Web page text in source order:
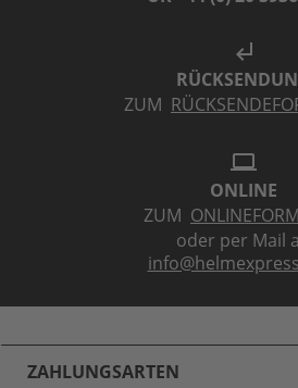
subdirectory_arrow_left
ZUM
laptop
ONLINE
ZUM
oder per Mail
ZAHLUNGSARTEN